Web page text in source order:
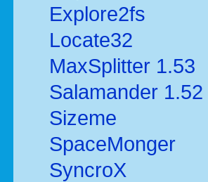
Explore2fs
Locate32
MaxSplitter 1.53
Salamander 1.52
Sizeme
SpaceMonger
SyncroX